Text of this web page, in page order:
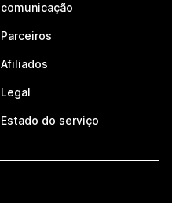
comunicação
Parceiros
Afiliados
Legal
Estado do serviço